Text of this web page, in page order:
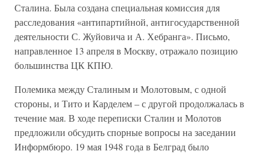
Сталина. Была создана специальная комиссия для
расследования «антипартийной, антигосударственной
деятельности С. Жуйовича и А. Хебранга». Письмо,
направленное 13 апреля в Москву, отражало позицию
большинства ЦК КПЮ.
Полемика между Сталиным и Молотовым, с одной
стороны, и Тито и Карделем – с другой продолжалась в
течение мая. В ходе переписки Сталин и Молотов
предложили обсудить спорные вопросы на заседании
Информбюро. 19 мая 1948 года в Белград было